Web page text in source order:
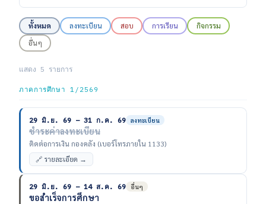
ทั้งหมด ลงทะเบียน สอบ การเรียน
กิจกรรม
อื่นๆ
แสดง 5 รายการ
ภาคการศึกษา 1/2569
29 มิ.ย. 69 – 31 ก.ค. 69 ลงทะเบียน
ชำระค่าลงทะเบียน
ติดต่อการเงิน กองคลัง (เบอร์โทรภายใน 1133)
🔗 รายละเอียด →
29 มิ.ย. 69 – 14 ส.ค. 69 อื่นๆ
ขอสำเร็จการศึกษา